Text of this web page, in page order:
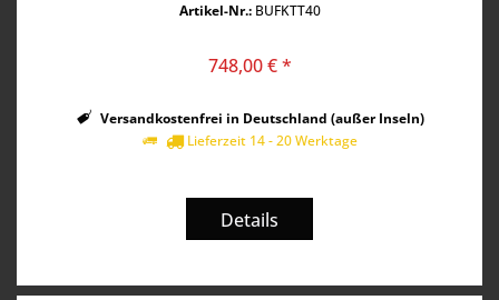
Artikel-Nr.:BUFKTT40
748,00 € *
Versandkostenfrei in Deutschland (außer Inseln)
Lieferzeit 14 - 20 Werktage
Details